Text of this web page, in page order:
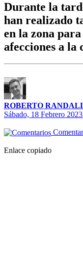
Durante la
han realizado
en la zona
afecciones a la
ROBERTO
Sábado, 18 Febrero
Enlace copiado